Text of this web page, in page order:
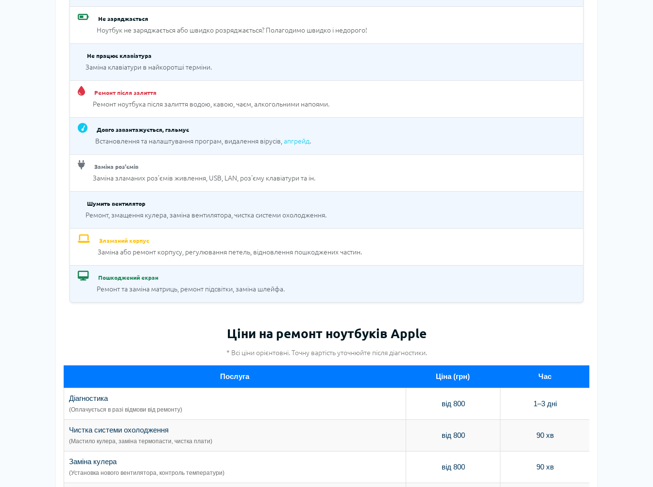
Не заряджається
Ноутбук не заряджається або швидко розряджається? Полагодимо швидко і недорого!
Не працює клавіатура
Заміна клавіатури в найкоротші терміни.
Ремонт після залиття
Ремонт ноутбука після залиття водою, кавою, чаєм, алкогольними напоями.
Довго завантажується, гальмує
Встановлення та налаштування програм, видалення вірусів, апгрейд.
Заміна роз'ємів
Заміна зламаних роз'ємів живлення, USB, LAN, роз'єму клавіатури та ін.
Шумить вентилятор
Ремонт, змащення кулера, заміна вентилятора, чистка системи охолодження.
Зламаний корпус
Заміна або ремонт корпусу, регулювання петель, відновлення пошкоджених частин.
Пошкоджений екран
Ремонт та заміна матриць, ремонт підсвітки, заміна шлейфа.
Ціни на ремонт ноутбуків Apple
* Всі ціни орієнтовні. Точну вартість уточнюйте після діагностики.
Послуга Ціна (грн) Час
Діагностика
(Оплачується в разі відмови від ремонту)
від 800 1–3 дні
Чистка системи охолодження
(Мастило кулера, заміна термопасти, чистка плати)
від 800 90 хв
Заміна кулера
(Установка нового вентилятора, контроль температури)
від 800 90 хв